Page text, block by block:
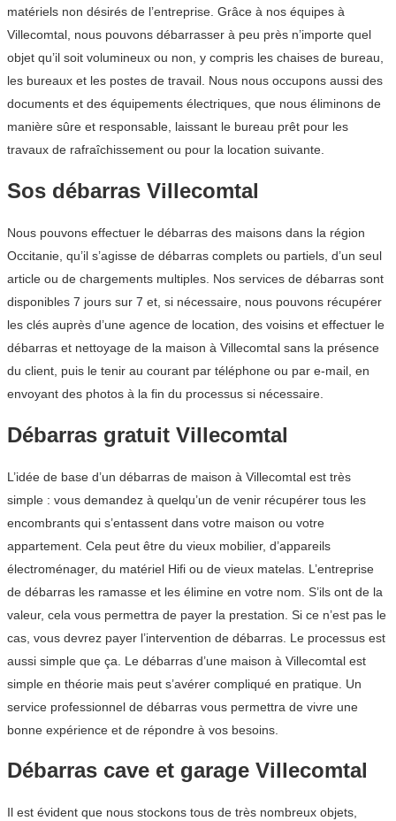
matériels non désirés de l’entreprise. Grâce à nos équipes à
Villecomtal, nous pouvons débarrasser à peu près n’importe quel
objet qu’il soit volumineux ou non, y compris les chaises de bureau,
les bureaux et les postes de travail. Nous nous occupons aussi des
documents et des équipements électriques, que nous éliminons de
manière sûre et responsable, laissant le bureau prêt pour les
travaux de rafraîchissement ou pour la location suivante.
Sos débarras Villecomtal
Nous pouvons effectuer le débarras des maisons dans la région
Occitanie, qu’il s’agisse de débarras complets ou partiels, d’un seul
article ou de chargements multiples. Nos services de débarras sont
disponibles 7 jours sur 7 et, si nécessaire, nous pouvons récupérer
les clés auprès d’une agence de location, des voisins et effectuer le
débarras et nettoyage de la maison à Villecomtal sans la présence
du client, puis le tenir au courant par téléphone ou par e-mail, en
envoyant des photos à la fin du processus si nécessaire.
Débarras gratuit Villecomtal
L’idée de base d’un débarras de maison à Villecomtal est très
simple : vous demandez à quelqu’un de venir récupérer tous les
encombrants qui s’entassent dans votre maison ou votre
appartement. Cela peut être du vieux mobilier, d’appareils
électroménager, du matériel Hifi ou de vieux matelas. L’entreprise
de débarras les ramasse et les élimine en votre nom. S’ils ont de la
valeur, cela vous permettra de payer la prestation. Si ce n’est pas le
cas, vous devrez payer l’intervention de débarras. Le processus est
aussi simple que ça. Le débarras d’une maison à Villecomtal est
simple en théorie mais peut s’avérer compliqué en pratique. Un
service professionnel de débarras vous permettra de vivre une
bonne expérience et de répondre à vos besoins.
Débarras cave et garage Villecomtal
Il est évident que nous stockons tous de très nombreux objets,